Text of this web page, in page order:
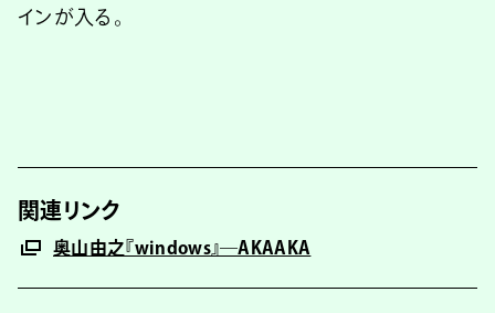
インが入る。
関連リンク
奥山由之『windows』―AKAAKA